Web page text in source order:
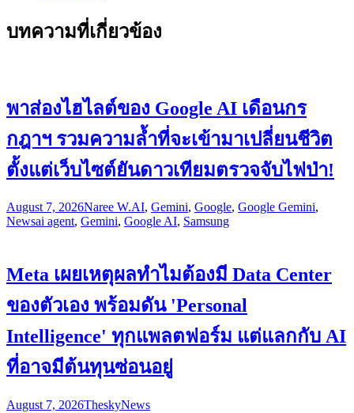
บทความที่เกี่ยวข้อง
พาส่องไฮไลต์ของ Google AI เดือนกร
กฎาฯ รวมความล้ำที่จะเข้ามาเปลี่ยนชีวิต
ตั้งแต่เว็บไซต์ยันดาวเทียมตรวจจับไฟป่า!
August 7, 2026Naree W.AI, Gemini, Google, Google Gemini,
Newsai agent, Gemini, Google AI, Samsung
Meta เผยเหตุผลทำไมต้องมี Data Center
ของตัวเอง พร้อมดัน 'Personal
Intelligence' ทุกแพลตฟอร์ม แต่แลกกับ AI
ที่อาจมีต้นทุนซ่อนอยู่
August 7, 2026TheskyNews